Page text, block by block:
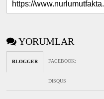
YORUMLAR
BLOGGER FACEBOOK:
DISQUS